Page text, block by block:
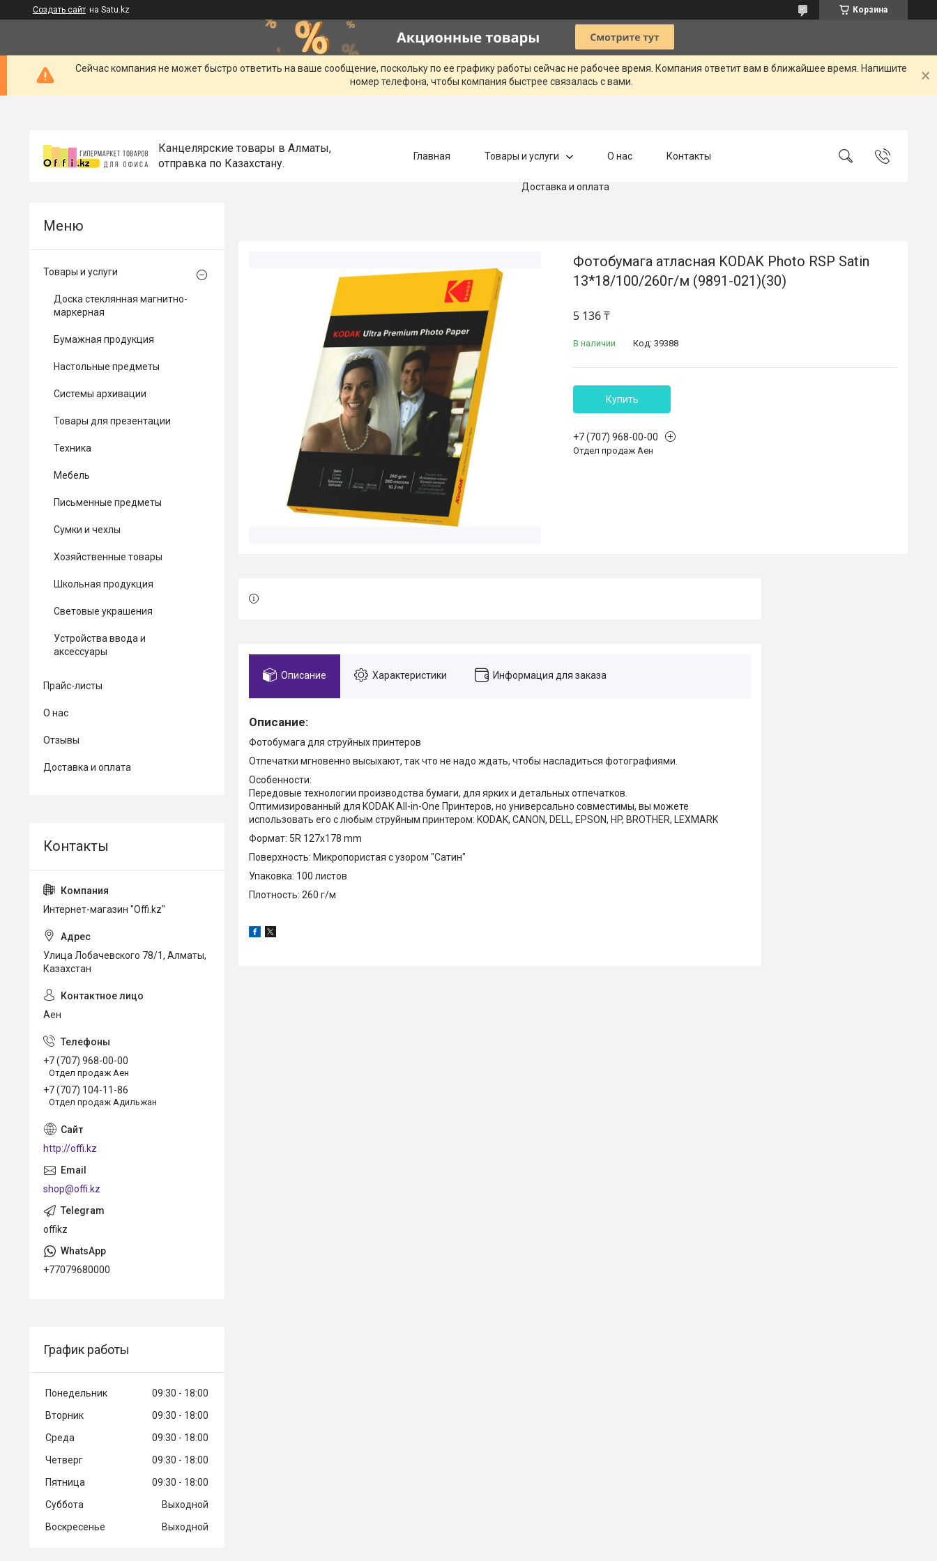
Создать сайт на Satu.kz Корзина
Сейчас компания не может быстро ответить на ваше сообщение, поскольку по ее графику работы сейчас не рабочее время. Компания ответит вам в ближайшее время. Напишите
номер телефона, чтобы компания быстрее связалась с вами.
Канцелярские товары в Алматы,
отправка по Казахстану.
Главная Товары и услуги О нас Контакты
Доставка и оплата
Фотобумага атласная KODAK Photo RSP Satin
13*18/100/260г/м (9891-021)(30)
5 136 ₸
В наличии Код: 39388
Купить
+7 (707) 968-00-00
Отдел продаж Аен
Описание Характеристики Информация для заказа
Описание:
Фотобумага для струйных принтеров
Отпечатки мгновенно высыхают, так что не надо ждать, чтобы насладиться фотографиями.
Особенности:
Передовые технологии производства бумаги, для ярких и детальных отпечатков.
Оптимизированный для KODAK All-in-One Принтеров, но универсально совместимы, вы можете
использовать его с любым струйным принтером: KODAK, CANON, DELL, EPSON, HP, BROTHER, LEXMARK
Формат: 5R 127x178 mm
Поверхность: Микропористая с узором "Сатин"
Упаковка: 100 листов
Плотность: 260 г/м
Товары и услуги
Доска стеклянная магнитно-
маркерная
Бумажная продукция
Настольные предметы
Системы архивации
Товары для презентации
Техника
Мебель
Письменные предметы
Сумки и чехлы
Хозяйственные товары
Школьная продукция
Световые украшения
Устройства ввода и
аксессуары
Прайс-листы
О нас
Отзывы
Доставка и оплата
Интернет-магазин "Offi.kz"
Улица Лобачевского 78/1, Алматы,
Казахстан
Аен
+7 (707) 968-00-00
Отдел продаж Аен
+7 (707) 104-11-86
Отдел продаж Адильжан
http://offi.kz
shop@offi.kz
offikz
+77079680000
График работы
Понедельник 09:30
18:00
Вторник
09:30
18:00
Среда
09:30
18:00
Четверг
09:30
18:00
Пятница
09:30
18:00
Суббота
Выходной
Воскресенье
Выходной